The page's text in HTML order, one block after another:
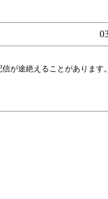
が途絶えることがあります